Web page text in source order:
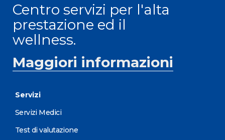
Centro servizi per l'alta
prestazione ed il
wellness.
Maggiori informazioni
Servizi
Servizi Medici
Test di valutazione